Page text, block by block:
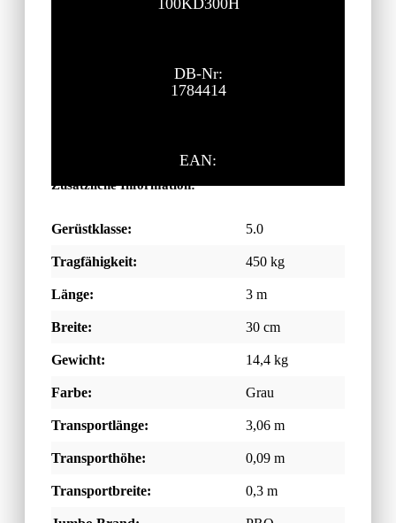
100KD300H
DB-Nr:
1784414
EAN:
Zusätzliche Information:
Gerüstklasse: 5.0
Tragfähigkeit: 450 kg
Länge: 3 m
Breite: 30 cm
Gewicht: 14,4 kg
Farbe: Grau
Transportlänge: 3,06 m
Transporthöhe: 0,09 m
Transportbreite: 0,3 m